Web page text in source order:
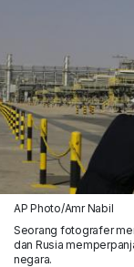
AP Photo/Amr Nabil
Seorang fotografer
dan Rusia
negara.